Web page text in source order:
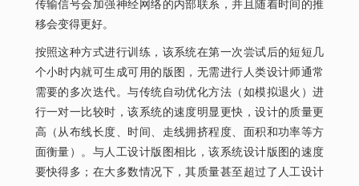
传输信号会加强神经网络的内部联系，并且随着时间的推
移会变得更好。
按照这种方式进行训练，该系统在第一次尝试后的短短几
个小时内就可生成可用的版图，无需进行人类设计师通常
需要的多次迭代。与传统自动优化方法（如模拟退火）进
行一对一比较时，该系统的速度明显更快，设计的质量更
高（从布线长度、时间、走线拥挤程度、面积和功率等方
面衡量）。与人工设计版图相比，该系统设计版图的速度
要快得多；在大多数情况下，其质量甚至超过了人工设计